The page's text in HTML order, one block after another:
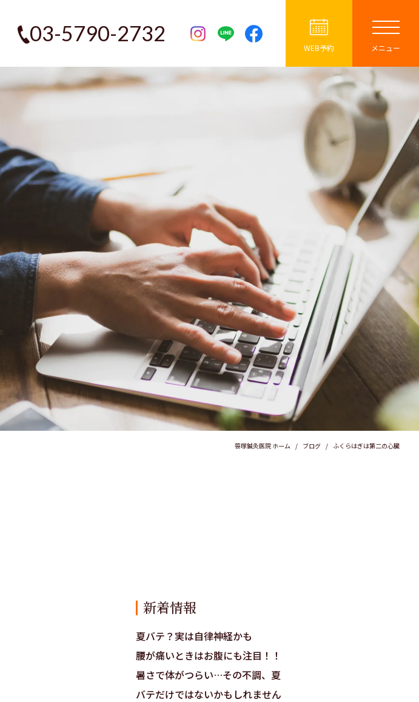
03-5790-2732
WEB予約 メニュー
笹塚鍼灸医院 ホーム ブログ ふくらはぎは第二の心臓
新着情報
夏バテ？実は自律神経かも
腰が痛いときはお腹にも注目！！
暑さで体がつらい…その不調、夏
バテだけではないかもしれません